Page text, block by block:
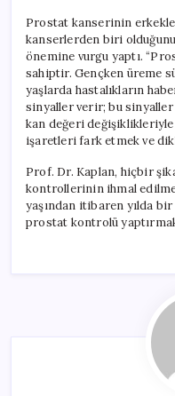
Prostat kanserinin
kanserlerden biri
önemine vurgu yaptı.
sahiptir. Gençken üreme
yaşlarda hastalıkların
sinyaller verir; bu sinyaller
kan değeri
işaretleri fark etmek ve
Prof. Dr. Kaplan, hiçbir
kontrollerinin ihmal
yaşından itibaren yılda
prostat kontrolü